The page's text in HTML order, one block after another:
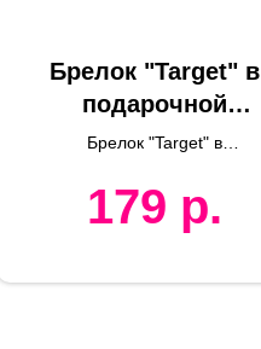
Брелок "Target" в
подарочной
упаковке,
лл
Брелок "Target" в
179 р.